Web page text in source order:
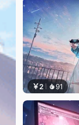
￥2 91